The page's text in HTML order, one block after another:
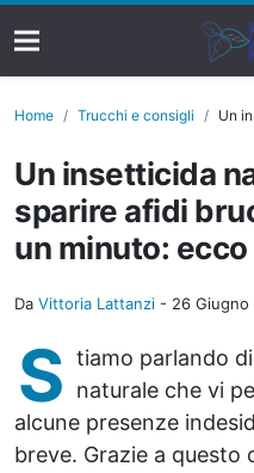
Home Trucchi e consigli Un
Un insetticida
sparire afidi
un minuto:
Da Vittoria Lattanzi - 26 Giugno
S tiamo parlando
naturale che vi
alcune presenze
breve. Grazie a